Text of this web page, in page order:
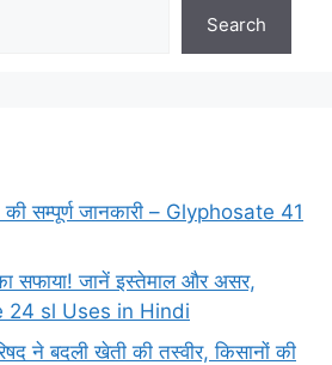
Search
सम्पूर्ण जानकारी – Glyphosate 41
सफाया! जानें इस्तेमाल और असर,
24 sl Uses in Hindi
ने बदली खेती की तस्वीर, किसानों की